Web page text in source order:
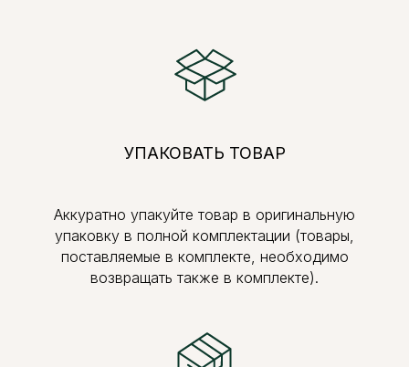
УПАКОВАТЬ ТОВАР
Аккуратно упакуйте товар в оригинальную
упаковку в полной комплектации (товары,
поставляемые в комплекте, необходимо
возвращать также в комплекте).